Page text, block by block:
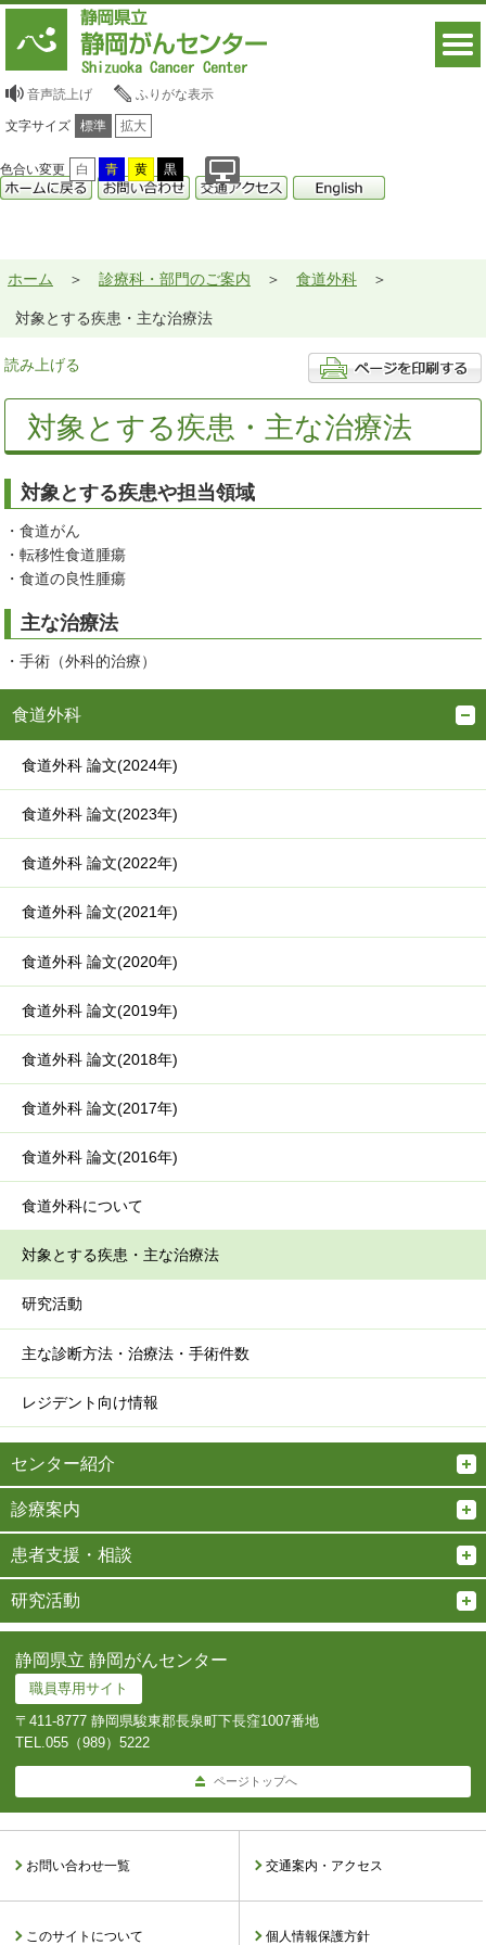
音声読上げ ふりがな表示
文字サイズ 標準 拡大
色合い変更 白 青 黄 黒
ホーム 診療科・部門のご案内 食道外科
対象とする疾患・主な治療法
読み上げる
対象とする疾患・主な治療法
対象とする疾患や担当領域
・食道がん
・転移性食道腫瘍
・食道の良性腫瘍
主な治療法
・手術（外科的治療）
食道外科
食道外科 論文(2024年)
食道外科 論文(2023年)
食道外科 論文(2022年)
食道外科 論文(2021年)
食道外科 論文(2020年)
食道外科 論文(2019年)
食道外科 論文(2018年)
食道外科 論文(2017年)
食道外科 論文(2016年)
食道外科について
対象とする疾患・主な治療法
研究活動
主な診断方法・治療法・手術件数
レジデント向け情報
センター紹介
診療案内
患者支援・相談
研究活動
静岡県立 静岡がんセンター
職員専用サイト
〒411-8777 静岡県駿東郡長泉町下長窪1007番地
TEL.055（989）5222
ページトップへ
お問い合わせ一覧 交通案内・アクセス
このサイトについて 個人情報保護方針